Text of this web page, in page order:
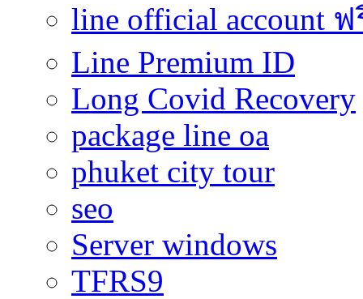
line official account
Line Premium ID
Long Covid Recovery
package line oa
phuket city tour
seo
Server windows
TFRS9